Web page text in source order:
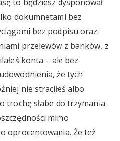
to będziesz dysponował
dokumnetami bez
bez podpisu oraz
przelewów z banków, z
konta – ale bez
że tych
nie straciłeś albo
trochę słabe do trzymania
mimo
oprocentowania. Że też